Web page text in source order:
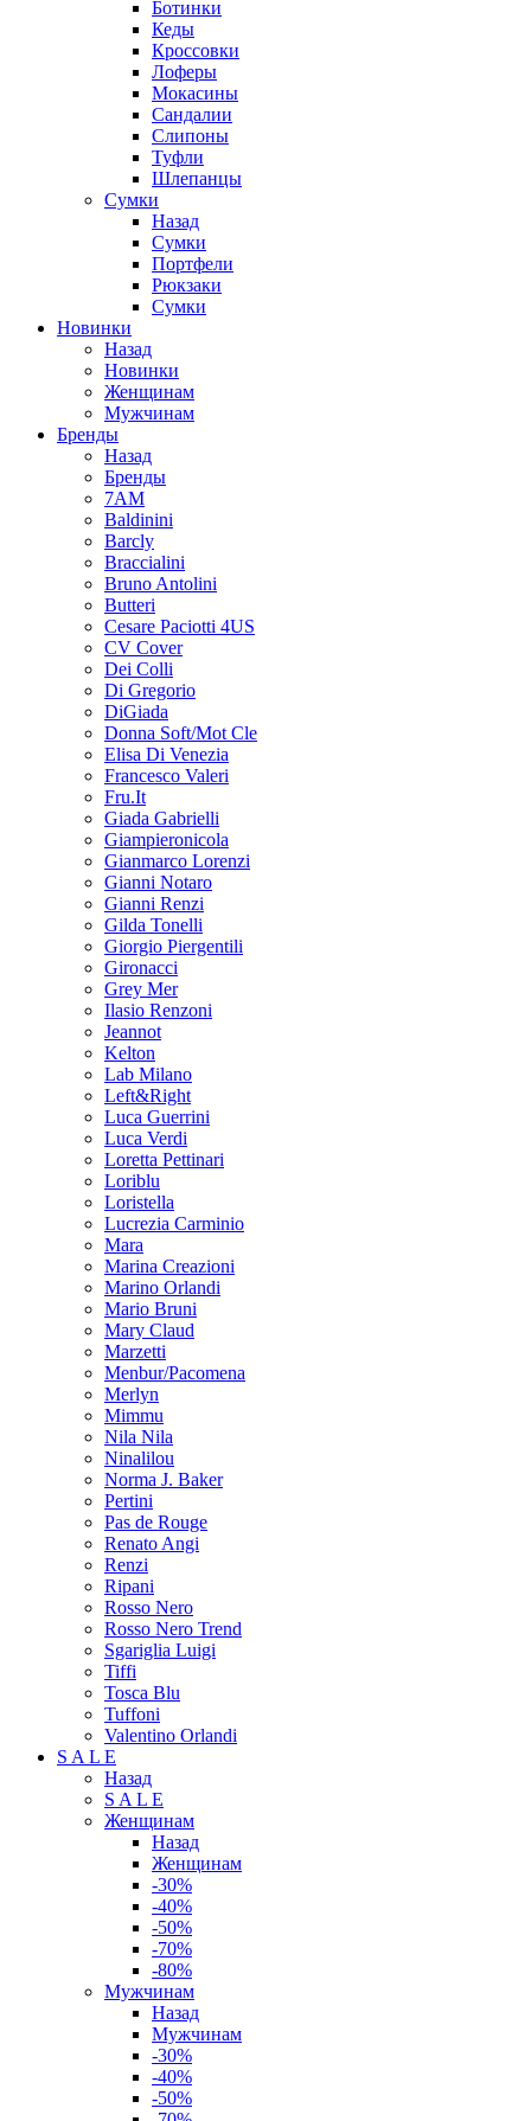
Ботинки
Кеды
Кроссовки
Лоферы
Мокасины
Сандалии
Слипоны
Туфли
Шлепанцы
Сумки
Назад
Сумки
Портфели
Рюкзаки
Сумки
Новинки
Назад
Новинки
Женщинам
Мужчинам
Бренды
Назад
Бренды
7AM
Baldinini
Barcly
Braccialini
Bruno Antolini
Butteri
Cesare Paciotti 4US
CV Cover
Dei Colli
Di Gregorio
DiGiada
Donna Soft/Mot Cle
Elisa Di Venezia
Francesco Valeri
Fru.It
Giada Gabrielli
Giampieronicola
Gianmarco Lorenzi
Gianni Notaro
Gianni Renzi
Gilda Tonelli
Giorgio Piergentili
Gironacci
Grey Mer
Ilasio Renzoni
Jeannot
Kelton
Lab Milano
Left&Right
Luca Guerrini
Luca Verdi
Loretta Pettinari
Loriblu
Loristella
Lucrezia Carminio
Mara
Marina Creazioni
Marino Orlandi
Mario Bruni
Mary Claud
Marzetti
Menbur/Pacomena
Merlyn
Mimmu
Nila Nila
Ninalilou
Norma J. Baker
Pertini
Pas de Rouge
Renato Angi
Renzi
Ripani
Rosso Nero
Rosso Nero Trend
Sgariglia Luigi
Tiffi
Tosca Blu
Tuffoni
Valentino Orlandi
S A L E
Назад
S A L E
Женщинам
Назад
Женщинам
-30%
-40%
-50%
-70%
-80%
Мужчинам
Назад
Мужчинам
-30%
-40%
-50%